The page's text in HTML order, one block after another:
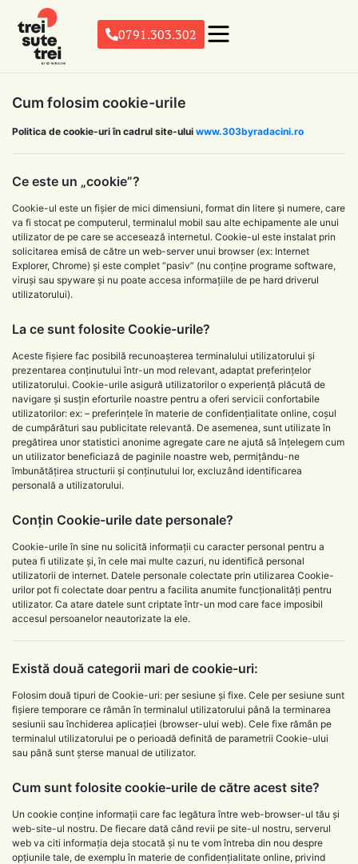
0791.303.302
Cum folosim cookie-urile
Politica de cookie-uri în cadrul site-ului www.303byradacini.ro
Ce este un „cookie”?
Cookie-ul este un fișier de mici dimensiuni, format din litere și numere, care
va fi stocat pe computerul, terminalul mobil sau alte echipamente ale unui
utilizator de pe care se accesează internetul. Cookie-ul este instalat prin
solicitarea emisă de către un web-server unui browser (ex: Internet
Explorer, Chrome) și este complet “pasiv” (nu conține programe software,
viruși sau spyware și nu poate accesa informațiile de pe hard driverul
utilizatorului).
La ce sunt folosite Cookie-urile?
Aceste fișiere fac posibilă recunoașterea terminalului utilizatorului și
prezentarea conținutului într-un mod relevant, adaptat preferințelor
utilizatorului. Cookie-urile asigură utilizatorilor o experiență plăcută de
navigare și susțin eforturile noastre pentru a oferi servicii confortabile
utilizatorilor: ex: – preferințele în materie de confidențialitate online, coșul
de cumpărături sau publicitate relevantă. De asemenea, sunt utilizate în
pregătirea unor statistici anonime agregate care ne ajută să înțelegem cum
un utilizator beneficiază de paginile noastre web, permițându-ne
îmbunătățirea structurii și conținutului lor, excluzând identificarea
personală a utilizatorului.
Conțin Cookie-urile date personale?
Cookie-urile în sine nu solicită informații cu caracter personal pentru a
putea fi utilizate și, în cele mai multe cazuri, nu identifică personal
utilizatorii de internet. Datele personale colectate prin utilizarea Cookie-
urilor pot fi colectate doar pentru a facilita anumite funcționalități pentru
utilizator. Ca atare datele sunt criptate într-un mod care face imposibil
accesul persoanelor neautorizate la ele.
Există două categorii mari de cookie-uri:
Folosim două tipuri de Cookie-uri: per sesiune și fixe. Cele per sesiune sunt
fișiere temporare ce rămân în terminalul utilizatorului până la terminarea
sesiunii sau închiderea aplicației (browser-ului web). Cele fixe rămân pe
terminalul utilizatorului pe o perioadă definită de parametrii Cookie-ului
sau până sunt șterse manual de utilizator.
Cum sunt folosite cookie-urile de către acest site?
Un cookie conține informații care fac legătura între web-browser-ul tău și
web-site-ul nostru. De fiecare dată când revii pe site-ul nostru, serverul
web va citi informația deja stocată și nu te vom întreba din nou despre
opțiunile tale, de exemplu în materie de confidențialitate online, privind